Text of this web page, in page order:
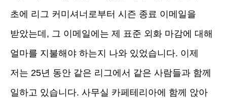
초에 리그 커미셔너로부터 시즌 종료 이메일을
받았는데, 그 이메일에는 제 표준 외화 마감에 대해
얼마를 지불해야 하는지 나와 있었습니다. 이제
저는 25년 동안 같은 리그에서 같은 사람들과 함께
일하고 있습니다. 사무실 카페테리아에 함께 앉아